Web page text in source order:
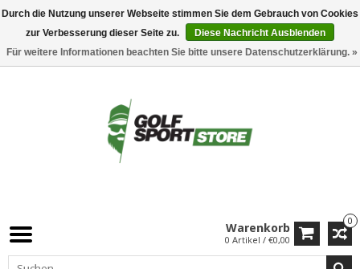
0
Warenkorb
0 Artikel / €0,00
Durch die Nutzung unserer Webseite stimmen Sie dem Gebrauch von Cookies
zur Verbesserung dieser Seite zu.
Diese Nachricht Ausblenden
Für weitere Informationen beachten Sie bitte unsere Datenschutzerklärung. »